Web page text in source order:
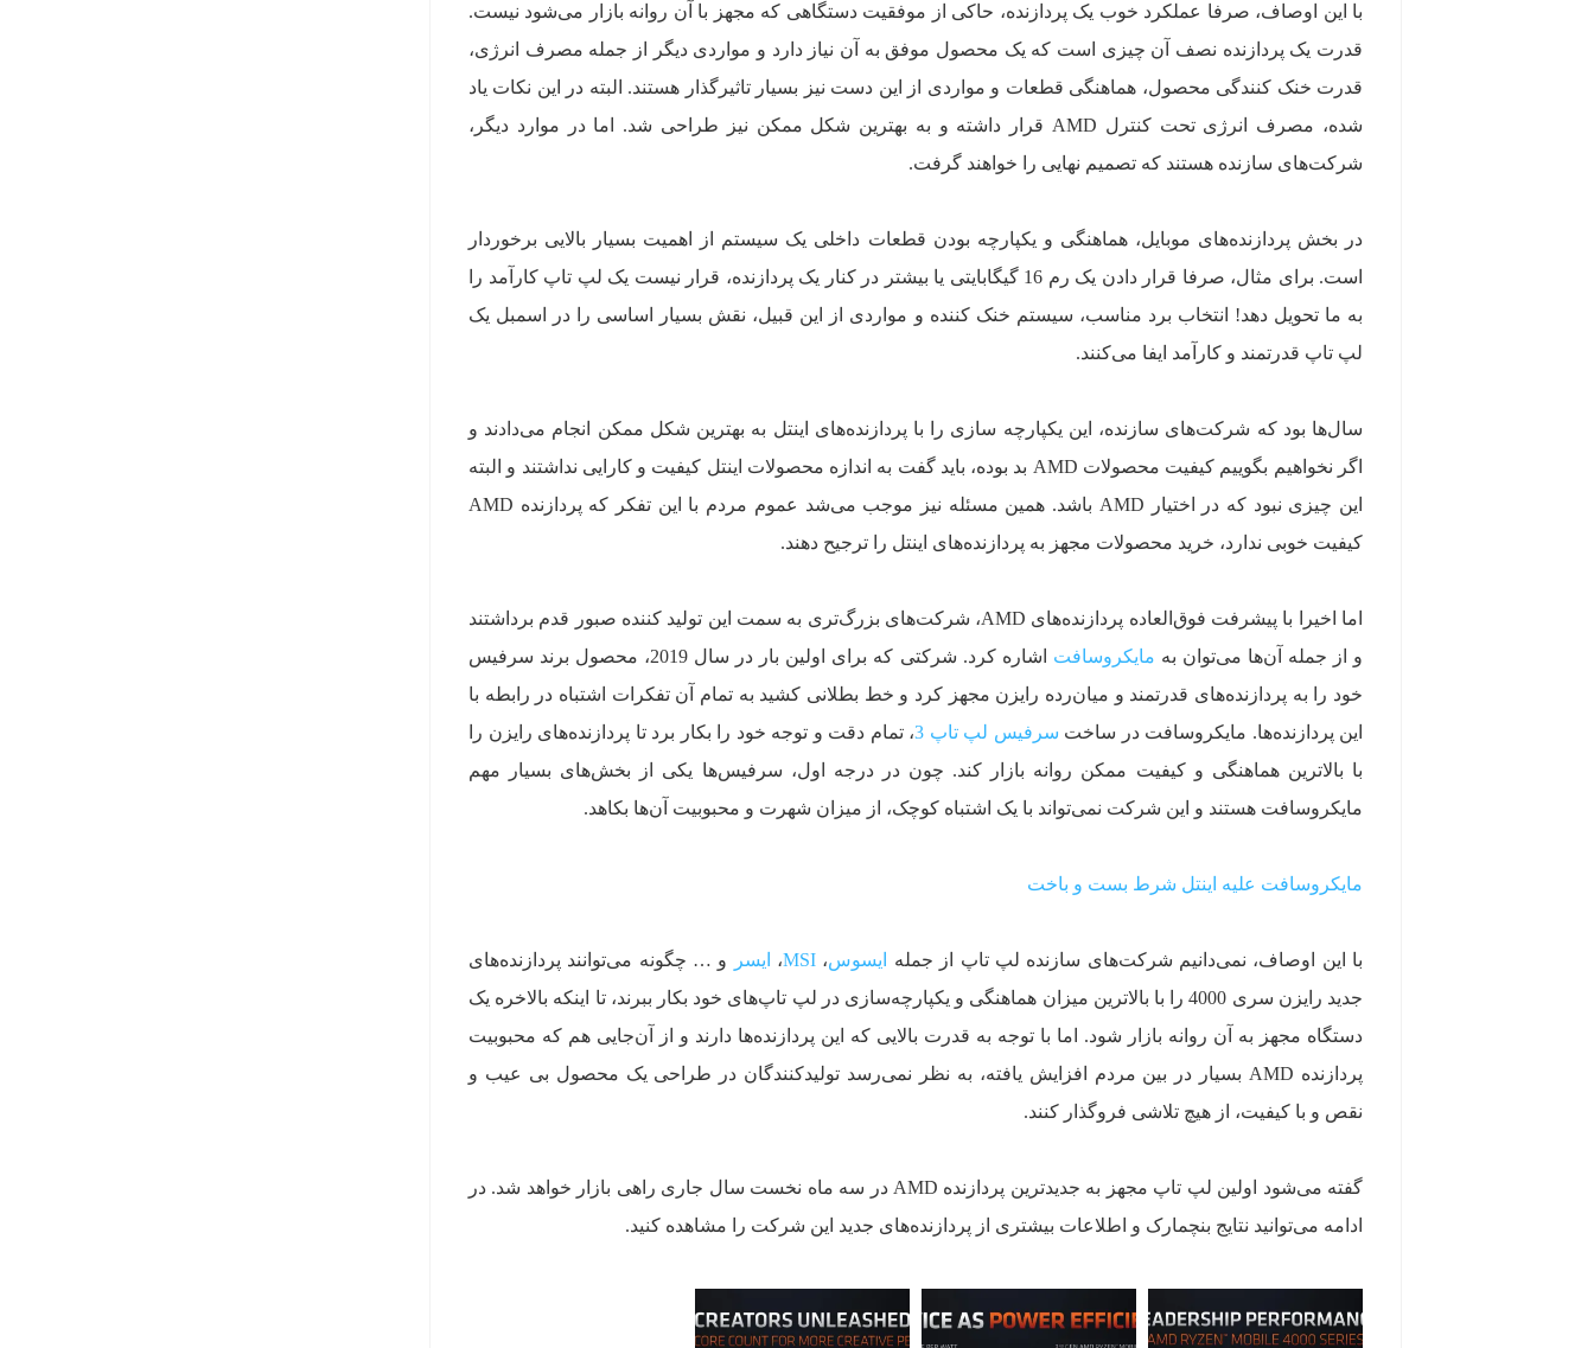
با این اوصاف، صرفا عملکرد خوب یک پردازنده، حاکی از موفقیت دستگاهی که مجهز با آن روانه بازار می‌شود نیست.
قدرت یک پردازنده نصف آن چیزی است که یک محصول موفق به آن نیاز دارد و مواردی دیگر از جمله مصرف انرژی،
قدرت خنک کنندگی محصول، هماهنگی قطعات و مواردی از این دست نیز بسیار تاثیرگذار هستند. البته در این نکات یاد
شده، مصرف انرژی تحت کنترل AMD قرار داشته و به بهترین شکل ممکن نیز طراحی شد. اما در موارد دیگر،
شرکت‌های سازنده هستند که تصمیم نهایی را خواهند گرفت.
در بخش پردازنده‌های موبایل، هماهنگی و یکپارچه بودن قطعات داخلی یک سیستم از اهمیت بسیار بالایی برخوردار
است. برای مثال، صرفا قرار دادن یک رم 16 گیگابایتی یا بیشتر در کنار یک پردازنده، قرار نیست یک لپ تاپ کارآمد را
به ما تحویل دهد! انتخاب برد مناسب، سیستم خنک کننده و مواردی از این قبیل، نقش بسیار اساسی را در اسمبل یک
لپ تاپ قدرتمند و کارآمد ایفا می‌کنند.
سال‌ها بود که شرکت‌های سازنده، این یکپارچه سازی را با پردازنده‌های اینتل به بهترین شکل ممکن انجام می‌دادند و
اگر نخواهیم بگوییم کیفیت محصولات AMD بد بوده، باید گفت به اندازه محصولات اینتل کیفیت و کارایی نداشتند و البته
این چیزی نبود که در اختیار AMD باشد. همین مسئله نیز موجب می‌شد عموم مردم با این تفکر که پردازنده‌ AMD
کیفیت خوبی ندارد، خرید محصولات مجهز به پردازنده‌های اینتل را ترجیح دهند.
اما اخیرا با پیشرفت فوق‌العاده پردازنده‌های AMD، شرکت‌های بزرگ‌تری به سمت این تولید کننده صبور قدم برداشتند
و از جمله آن‌ها می‌توان به مایکروسافت
اشاره کرد. شرکتی که برای اولین بار در سال 2019، محصول برند سرفیس
خود را به پردازنده‌های قدرتمند و میان‌رده رایزن مجهز کرد و خط بطلانی کشید به تمام آن تفکرات اشتباه در رابطه با
این پردازنده‌ها. مایکروسافت در ساخت سرفیس لپ تاپ 3
، تمام دقت و توجه خود را بکار برد تا پردازنده‌های رایزن را
با بالاترین هماهنگی و کیفیت ممکن روانه بازار کند. چون در درجه اول، سرفیس‌ها یکی از بخش‌های بسیار مهم
مایکروسافت هستند و این شرکت نمی‌تواند با یک اشتباه کوچک،‌ از میزان شهرت و محبوبیت آن‌ها بکاهد.
مایکروسافت علیه اینتل شرط بست و باخت
با این اوصاف، نمی‌دانیم شرکت‌های سازنده لپ تاپ از جمله ایسوس، MSI، ایسر
و … چگونه می‌توانند پردازنده‌های
جدید رایزن سری 4000 را با بالاترین میزان هماهنگی و یکپارچه‌سازی در لپ تاپ‌های خود بکار ببرند، تا اینکه بالاخره یک
دستگاه مجهز به آن روانه بازار شود. اما با توجه به قدرت بالایی که این پردازنده‌ها دارند و از آن‌جایی هم که محبوبیت
پردازنده AMD بسیار در بین مردم افزایش یافته، به نظر نمی‌رسد تولیدکنندگان در طراحی یک محصول بی عیب و
نقص و با کیفیت، از هیچ تلاشی فروگذار کنند.
گفته می‌شود اولین لپ تاپ مجهز به جدیدترین پردازنده‌‌ AMD در سه ماه نخست سال جاری راهی بازار خواهد شد. در
ادامه می‌توانید نتایج بنچمارک و اطلاعات بیشتری از پردازنده‌های جدید این شرکت را مشاهده کنید.